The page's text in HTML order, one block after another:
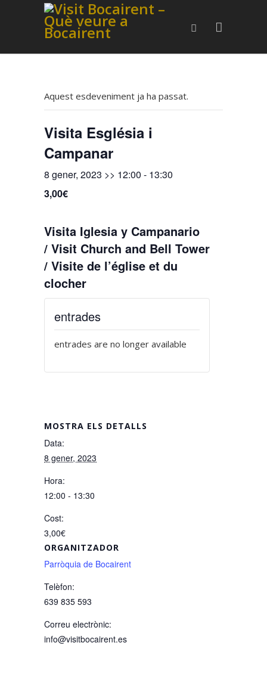
Aquest esdeveniment ja ha passat.
Visita Església i
Campanar
8 gener, 2023 >> 12:00 - 13:30
3,00€
Visita Iglesia y Campanario
/ Visit Church and Bell Tower
/ Visite de l’église et du
clocher
MOSTRA ELS DETALLS
Data:
8 gener, 2023
Hora:
12:00 - 13:30
Cost:
3,00€
ORGANITZADOR
Parròquia de Bocairent
Telèfon:
639 835 593
Correu electrònic:
info@visitbocairent.es
entrades
entrades are no longer available